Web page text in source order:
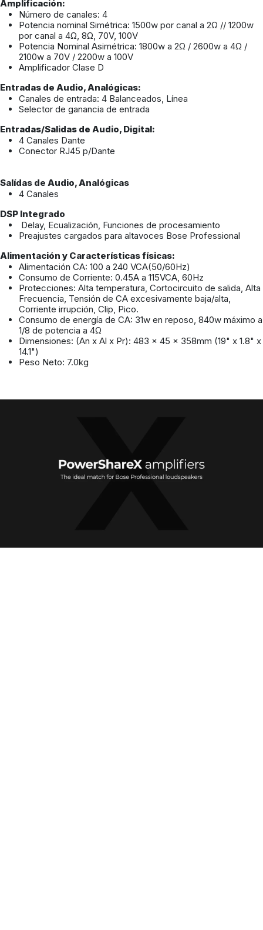
Amplificación:
Número de canales: 4
Potencia nominal Simétrica: 1500w por canal a 2Ω // 1200w
por canal a 4Ω, 8Ω, 70V, 100V
Potencia Nominal Asimétrica: 1800w a 2Ω / 2600w a 4Ω /
2100w a 70V / 2200w a 100V
Amplificador Clase D
Entradas de Audio, Analógicas:
Canales de entrada: 4 Balanceados, Línea
Selector de ganancia de entrada
Entradas/Salidas de Audio, Digital:
4 Canales Dante
Conector RJ45 p/Dante
Salídas de Audio, Analógicas
4 Canales
DSP Integrado
Delay, Ecualización, Funciones de procesamiento
Preajustes cargados para altavoces Bose Professional
Alimentación y Características físicas:
Alimentación CA: 100 a 240 VCA(50/60Hz)
Consumo de Corriente: 0.45A a 115VCA, 60Hz
Protecciones: Alta temperatura, Cortocircuito de salida, Alta
Frecuencia, Tensión de CA excesivamente baja/alta,
Corriente irrupción, Clip, Pico.
Consumo de energía de CA: 31w en reposo, 840w máximo a
1/8 de potencia a 4Ω
Dimensiones: (An x Al x Pr): 483 x 45 x 358mm (19" x 1.8" x
14.1")
Peso Neto: 7.0kg